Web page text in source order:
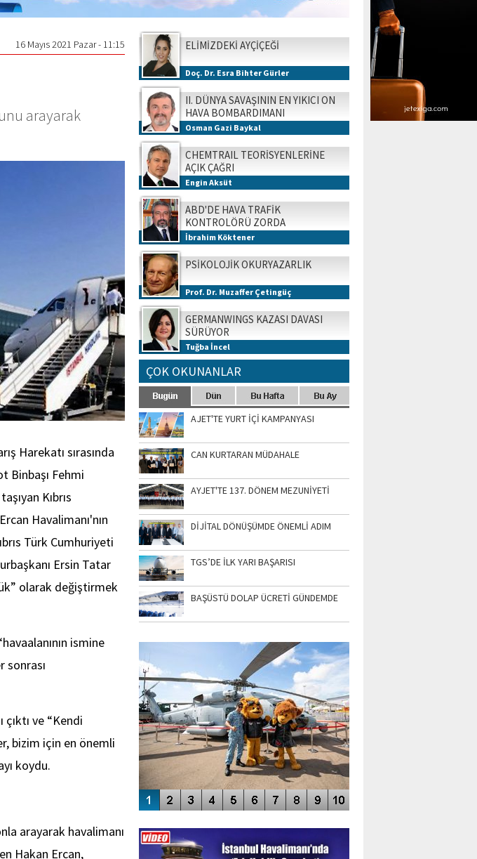
16 Mayıs 2021 Pazar - 11:15
arayarak
Harekatı sırasında
Binbaşı Fehmi
Kıbrıs
Havalimanı'nın
Türk Cumhuriyeti
Ersin Tatar
olarak değiştirmek
ismine
sonrası
ve “Kendi
bizim için en önemli
koydu.
arayarak havalimanı
Hakan Ercan,
ELİMİZDEKİ AYÇİÇEĞİ
Doç. Dr. Esra Bihter Gürler
II. DÜNYA SAVAŞININ EN YIKICI ON
HAVA BOMBARDIMANI
Osman Gazi Baykal
CHEMTRAIL TEORİSYENLERİNE
AÇIK ÇAĞRI
Engin Aksüt
ABD'DE HAVA TRAFİK
KONTROLÖRÜ ZORDA
İbrahim Köktener
PSİKOLOJİK OKURYAZARLIK
Prof. Dr. Muzaffer Çetingüç
GERMANWINGS KAZASI DAVASI
SÜRÜYOR
Tuğba İncel
ÇOK OKUNANLAR
AJET'TE YURT İÇİ KAMPANYASI
CAN KURTARAN MÜDAHALE
AYJET'TE 137. DÖNEM MEZUNİYETİ
DİJİTAL DÖNÜŞÜMDE ÖNEMLİ ADIM
TGS’DE İLK YARI BAŞARISI
BAŞÜSTÜ DOLAP ÜCRETİ GÜNDEMDE
SİNGAPUR AIRSHOW-2020
ENGELLERİN AŞILDIĞI HAVALİMANI